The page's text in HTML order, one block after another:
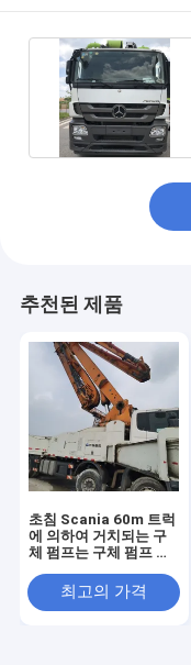
추천된 제품
초침 Scania 60m 트럭
에 의하여 거치되는 구
체 펌프는 구체 펌프 트
최고의 가격